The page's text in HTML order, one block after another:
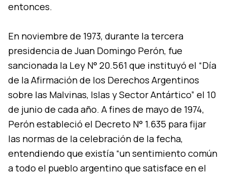
entonces.
En noviembre de 1973, durante la tercera
presidencia de Juan Domingo Perón, fue
sancionada la Ley N° 20.561 que instituyó el “Día
de la Afirmación de los Derechos Argentinos
sobre las Malvinas, Islas y Sector Antártico” el 10
de junio de cada año. A fines de mayo de 1974,
Perón estableció el Decreto N° 1.635 para fijar
las normas de la celebración de la fecha,
entendiendo que existía “un sentimiento común
a todo el pueblo argentino que satisface en el